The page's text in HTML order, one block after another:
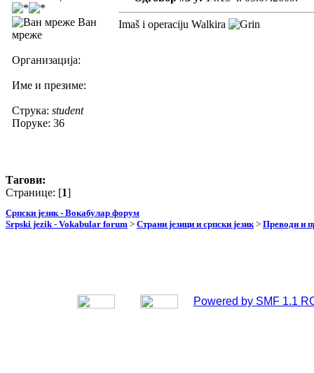
Ван
мреже
Организација:
Име и презиме:
Струка: student
Поруке: 36
Imaš i operaciju Walkira
Тагови:
Странице: [1]
Српски језик - Вокабулар форум
Srpski jezik - Vokabular forum > Страни језици и српски језик> Преводи и
Powered by SMF 1.1